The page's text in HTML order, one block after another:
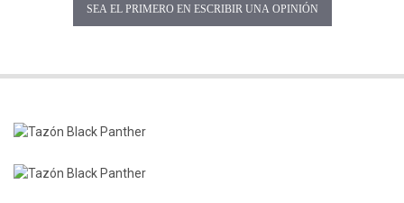
SEA EL PRIMERO EN ESCRIBIR UNA OPINIÓN